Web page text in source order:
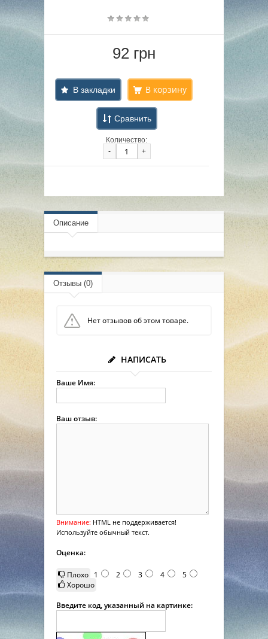
92 грн
В закладки
Сравнить
Количество:
-
+
Описание
Отзывы (0)
Нет отзывов об этом товаре.
НАПИСАТЬ
Ваше Имя:
Ваш отзыв:
Внимание: HTML не поддерживается!
Используйте обычный текст.
Оценка:
Плохо 1 2 3 4
5
Хорошо
Введите код, указанный на картинке: